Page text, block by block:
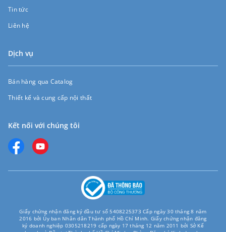
Tin tức
Liên hệ
Dịch vụ
Bán hàng qua Catalog
Thiết kế và cung cấp nội thất
Kết nối với chúng tôi
Giấy chứng nhận đăng ký đầu tư số 5408225373 Cấp ngày 30 tháng 8 năm
2016 bởi Ủy ban Nhân dân Thành phố Hồ Chí Minh. Giấy chứng nhận đăng
ký doanh nghiệp 0305218219 cấp ngày 17 tháng 12 năm 2011 bởi Sở Kế